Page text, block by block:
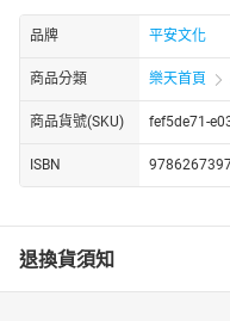
我在此斷言，即使年輕人全
也無法改變任何現狀！
夠選擇自己的候選人，但我
題，還會為了自身利益，
民主正逐漸變質，失去原有
社會越來越不平等，年輕人
被既得利益者壓制。想打破
品牌 平安文化
商品分類 樂天首頁
商品貨號(SKU) fef5de71-
ISBN
退換貨須知